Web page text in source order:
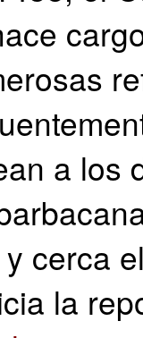
a los
cerca
la